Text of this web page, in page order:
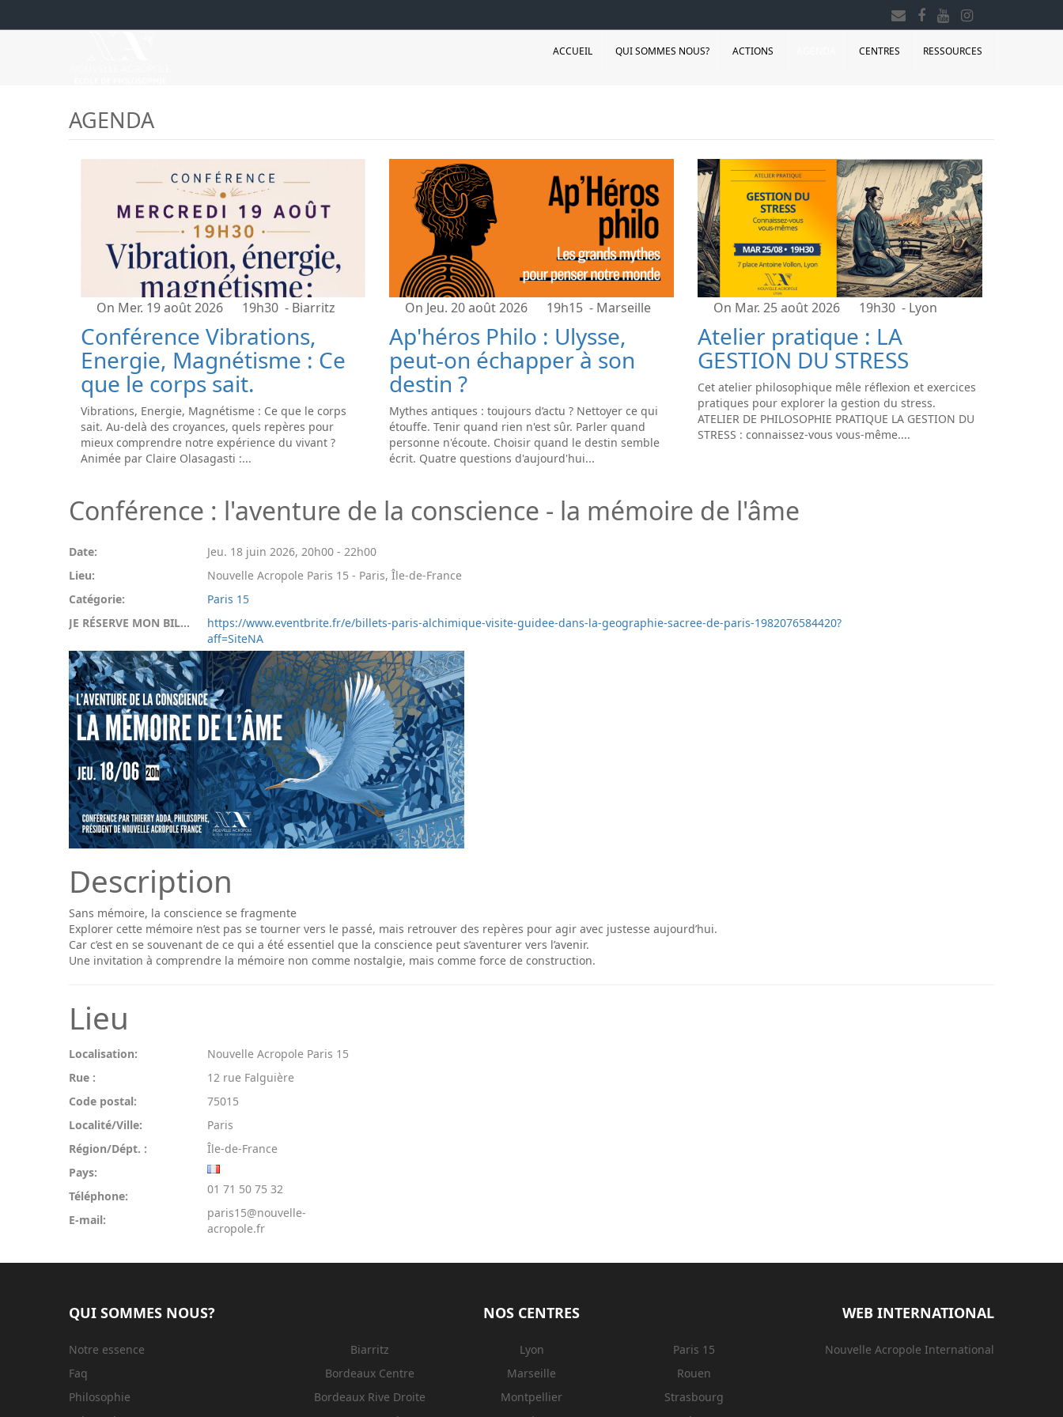
ACCUEIL QUI SOMMES NOUS? ACTIONS CENTRES RESSOURCES
AGENDA
On Mer. 19 août 2026 19h30 - Biarritz
Conférence Vibrations,
Energie, Magnétisme : Ce
que le corps sait.
Vibrations, Energie, Magnétisme : Ce que le corps
sait. Au-delà des croyances, quels repères pour
mieux comprendre notre expérience du vivant ?
Animée par Claire Olasagasti :...
On Jeu. 20 août 2026 19h15 - Marseille
Ap'héros Philo : Ulysse,
peut-on échapper à son
destin ?
Mythes antiques : toujours d’actu ? Nettoyer ce qui
étouffe. Tenir quand rien n'est sûr. Parler quand
personne n'écoute. Choisir quand le destin semble
écrit. Quatre questions d'aujourd'hui...
On Mar. 25 août 2026 19h30 - Lyon
Atelier pratique : LA
GESTION DU STRESS
Cet atelier philosophique mêle réflexion et exercices
pratiques pour explorer la gestion du stress.
ATELIER DE PHILOSOPHIE PRATIQUE LA GESTION DU
STRESS : connaissez-vous vous-même....
Conférence : l'aventure de la conscience - la mémoire de l'âme
Date: Jeu. 18 juin 2026, 20h00 - 22h00
Lieu:
Nouvelle Acropole Paris 15 - Paris, Île-de-France
Catégorie:
Paris 15
JE RÉSERVE MON BILLET:
https://www.eventbrite.fr/e/billets-paris-alchimique-visite-guidee-dans-la-geographie-sacree-de-paris-1982076584420?
aff=SiteNA
Description
Sans mémoire, la conscience se fragmente
Explorer cette mémoire n’est pas se tourner vers le passé, mais retrouver des repères pour agir avec justesse aujourd’hui.
Car c’est en se souvenant de ce qui a été essentiel que la conscience peut s’aventurer vers l’avenir.
Une invitation à comprendre la mémoire non comme nostalgie, mais comme force de construction.
Lieu
Localisation:
Nouvelle Acropole Paris 15
Rue :
12 rue Falguière
Code postal:
75015
Localité/Ville:
Paris
Région/Dépt. :
Île-de-France
Pays:
Téléphone:
01 71 50 75 32
E-mail:
paris15@nouvelle-
acropole.fr
QUI SOMMES NOUS?
Notre essence
Faq
Philosophie
NOS CENTRES
Biarritz
Bordeaux Centre
Bordeaux Rive Droite
Lyon
Marseille
Montpellier
Paris 15
Rouen
Strasbourg
WEB INTERNATIONAL
Nouvelle Acropole International